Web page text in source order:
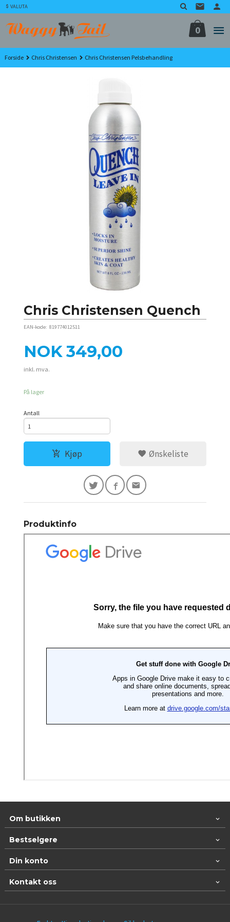
Gå
til
innholdet
VALUTA
0
Forside Chris Christensen Chris Christensen Pelsbehandling
Chris Christensen Quench
EAN-kode: 819774012511
Pris
NOK349,00
inkl. mva.
På lager
Antall
Kjøp Ønskeliste
Produktinfo
Om butikken
Bestselgere
Din konto
Kontakt oss